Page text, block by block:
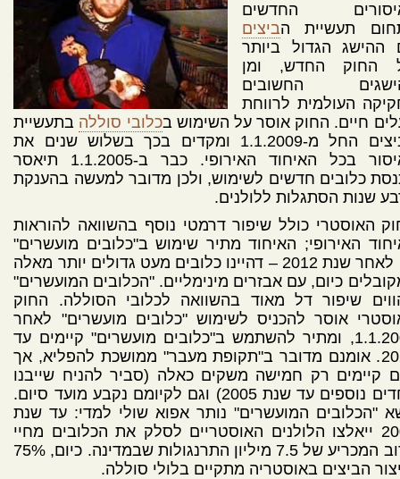
החדשים
תעשיית הביצים
ההישג הגדול ביותר
החוק החדש, ומן
החשובים
העולמית לרווחת
חיים. החוק אוסר על השימוש בכלובי סוללה בתעשיית
הביצים החל מ-1.1.2009 ומקדים בכך בשלוש שנים את
האיסור בכל האיחוד האירופי. כבר ב-1.1.2005 תיאסר
כלובים חדשים לשימוש, ולכן מדובר למעשה בהענקת
שנות הסתגלות ללולנים.
האוסטרי כולל שיפור דרמטי נוסף בהשוואה להוראות
האירופי; האיחוד מתיר שימוש ב"כלובים מועשרים"
גם לאחר שנת 2012 – דהיינו כלובים מעט גדולים יותר מאלה
כיום, עם אבזרים מינימליים. "הכלובים המועשרים"
שיפור דל מאוד בהשוואה לכלובי הסוללה. החוק
אוסר להכניס לשימוש "כלובים מועשרים" לאחר
1.1.2005, ומתיר להשתמש ב"כלובים מועשרים" קיימים עד
2020. אומנם מדובר ב"תקופת מעבר" ממושכת להפליא, אך
קיימים רק חמישה משקים כאלה (סביר להניח שייבנו
אחדים נוספים עד שנת 2005) וגם לקיומם נקבע מועד סיום.
"הכלובים המועשרים" נותר אפוא שולי למדי: עד שנת
2009 ייאלצו הלולנים האוסטריים לסלק את הכלובים מחיי
הרוב המכריע של 7.5 מיליון התרנגולות שבמדינה. כיום, 75%
הביצים באוסטריה מתקיים בלולי סוללה.